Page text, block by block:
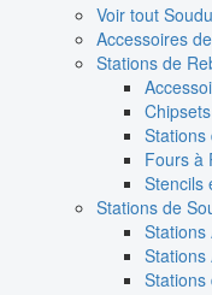
Voir tout
Accessoires
Stations de
Stations
Fours à
Stencils
Stations de
Stations
Stations
Stations